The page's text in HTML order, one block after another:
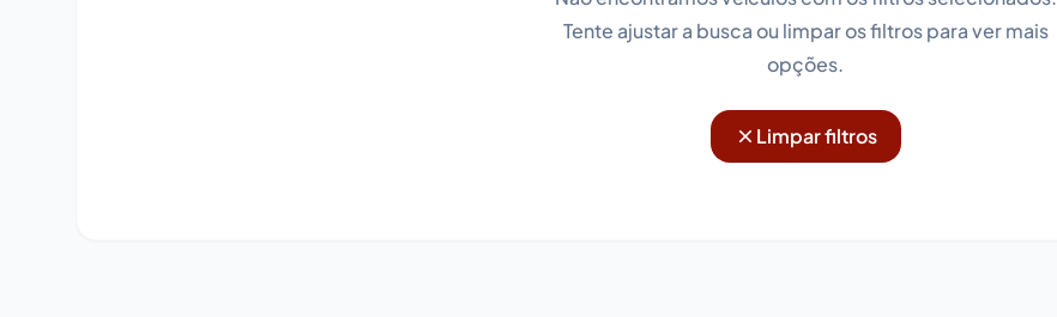
Tente ajustar a busca ou limpar os filtros para ver mais
opções.
Limpar filtros